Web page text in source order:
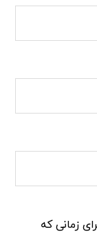
زمانی که